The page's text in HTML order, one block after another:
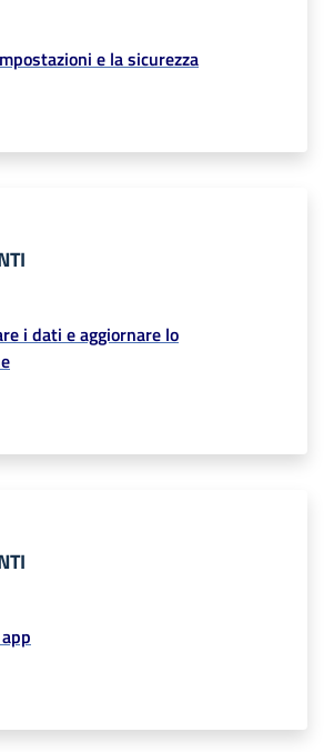
e la sicurezza
i dati e aggiornare lo